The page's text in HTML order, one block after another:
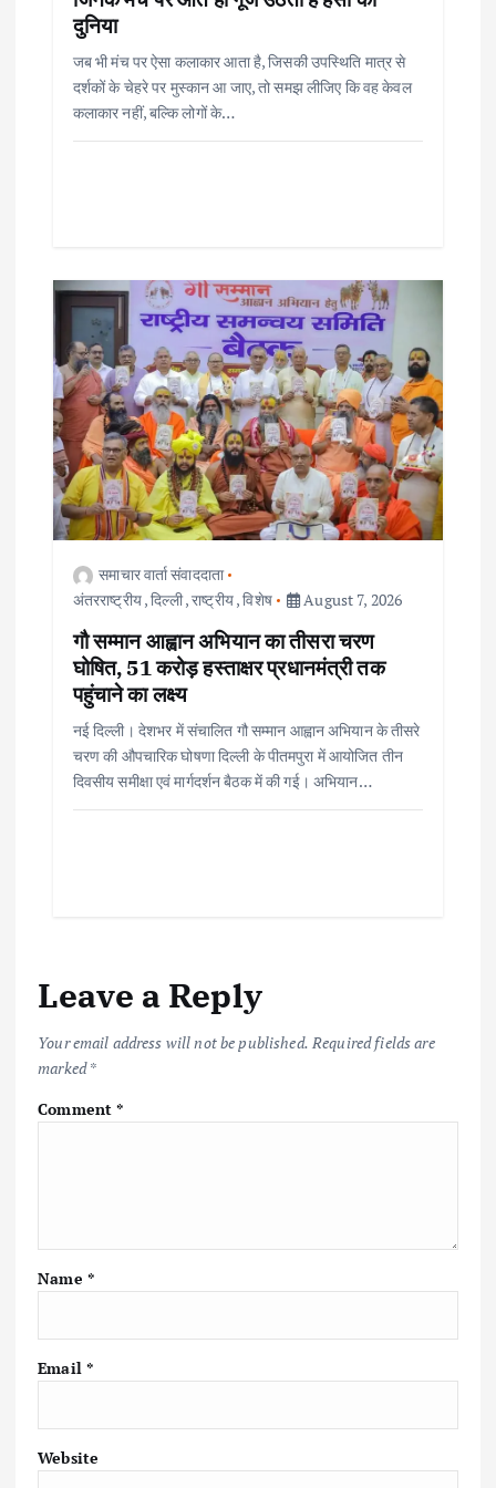
दुनिया
जब भी मंच पर ऐसा कलाकार आता है, जिसकी उपस्थिति मात्र से
दर्शकों के चेहरे पर मुस्कान आ जाए, तो समझ लीजिए कि वह केवल
कलाकार नहीं, बल्कि लोगों के…
समाचार वार्ता संवाददाता
अंतरराष्ट्रीय,दिल्ली,राष्ट्रीय,विशेष August 7, 2026
गौ सम्मान आह्वान अभियान का तीसरा चरण
घोषित, 51 करोड़ हस्ताक्षर प्रधानमंत्री तक
पहुंचाने का लक्ष्य
नई दिल्ली। देशभर में संचालित गौ सम्मान आह्वान अभियान के तीसरे
चरण की औपचारिक घोषणा दिल्ली के पीतमपुरा में आयोजित तीन
दिवसीय समीक्षा एवं मार्गदर्शन बैठक में की गई। अभियान…
Leave a Reply
Your email address will not be published. Required fields are
marked*
Comment*
Name *
Email *
Website